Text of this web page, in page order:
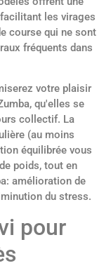
les virages
course qui ne sont
fréquents dans
votre plaisir
qu'elles se
collectif. La
(au moins
équilibrée vous
poids, tout en
amélioration de
du stress.
pour